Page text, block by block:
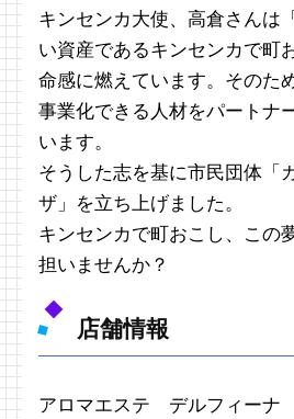
キンセンカ大使、高倉さんは
い資産であるキンセンカで町
命感に燃えています。そのた
事業化できる人材をパートナ
います。
そうした志を基に市民団体「
ザ」を立ち上げました。
キンセンカで町おこし、この
担いませんか？
店舗情報
アロマエステ デルフィーナ